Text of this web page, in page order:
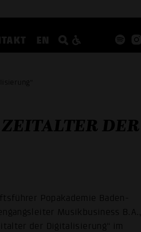
EN
DER
Popakademie Baden-
Musikbusiness B.A.,
der Digitalisierung“ im